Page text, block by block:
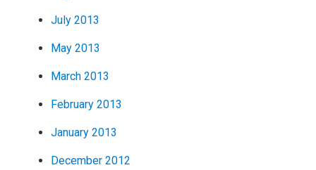
July 2013
May 2013
March 2013
February 2013
January 2013
December 2012